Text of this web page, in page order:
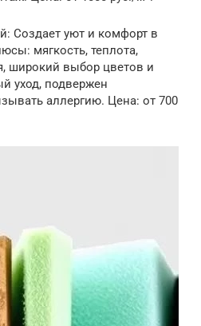
Создает уют и комфорт в
мягкость, теплота,
широкий выбор цветов и
уход, подвержен
аллергию. Цена: от 700